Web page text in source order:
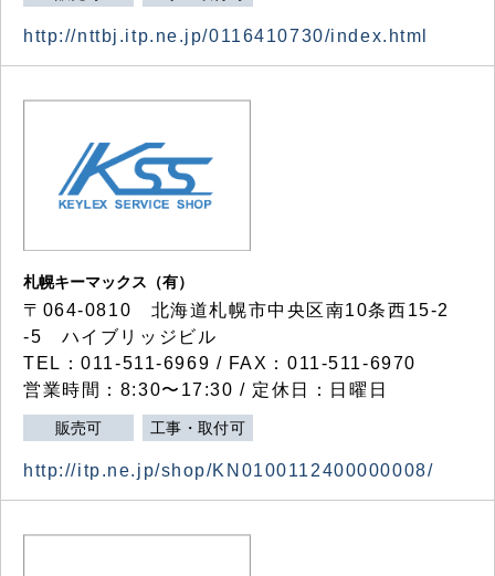
http://nttbj.itp.ne.jp/0116410730/index.html
札幌キーマックス（有）
〒064-0810 北海道札幌市中央区南10条西15-2
-5 ハイブリッジビル
TEL：011-511-6969 / FAX：011-511-6970
営業時間：8:30〜17:30 / 定休日：日曜日
販売可 工事・取付可
http://itp.ne.jp/shop/KN0100112400000008/